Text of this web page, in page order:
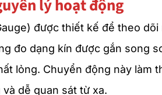
lý hoạt động
được thiết kế để theo
đo dạng kín được gắn song
lỏng. Chuyển động này làm
dễ quan sát từ xa.